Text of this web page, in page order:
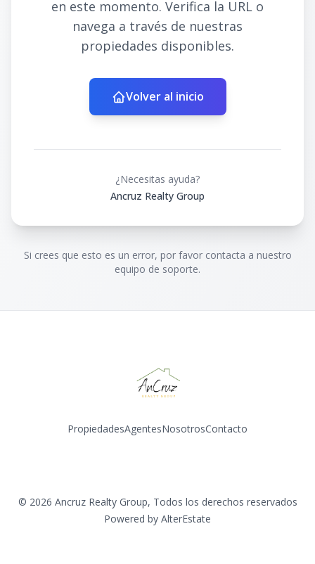
en este momento. Verifica la URL o
navega a través de nuestras
propiedades disponibles.
Volver al inicio
¿Necesitas ayuda?
Ancruz Realty Group
Si crees que esto es un error, por favor contacta a nuestro
equipo de soporte.
PropiedadesAgentesNosotrosContacto
© 2026 Ancruz Realty Group, Todos los derechos reservados
Powered by AlterEstate